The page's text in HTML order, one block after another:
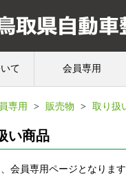
て 会員専用
専用 > 販売物 > 取り扱
い商品
会員専用ページとなります